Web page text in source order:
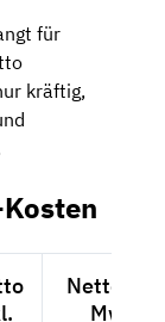
für
kräftig,
Netto
MwSt.